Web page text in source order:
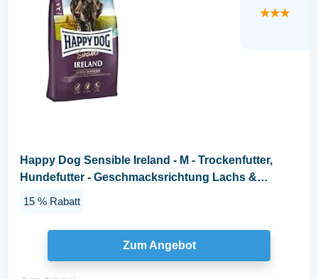
★★★
Happy Dog Sensible Ireland - M - Trockenfutter,
Hundefutter - Geschmacksrichtung Lachs &
15 % Rabatt
Zum Angebot